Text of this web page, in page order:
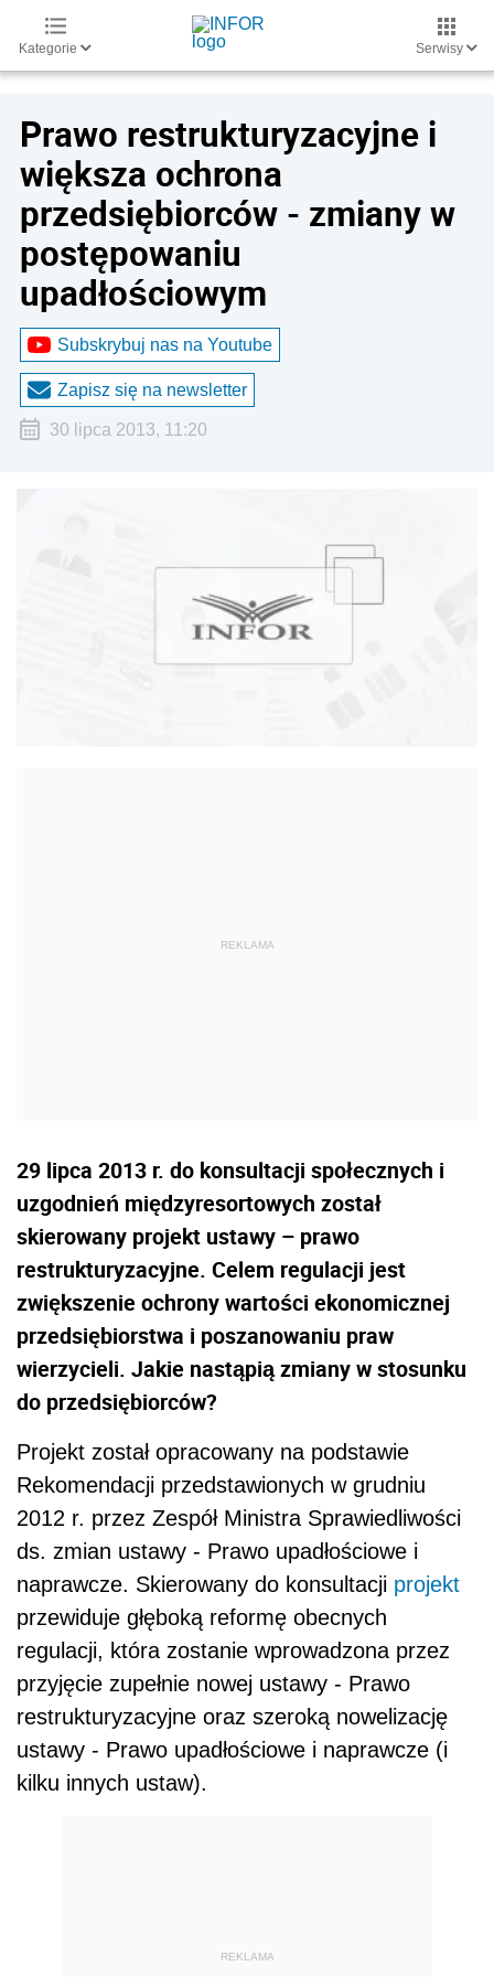
Kategorie Serwisy
Prawo restrukturyzacyjne i
większa ochrona
przedsiębiorców - zmiany w
postępowaniu
upadłościowym
Subskrybuj nas na Youtube
Zapisz się na newsletter
30 lipca 2013, 11:20
29 lipca 2013 r. do konsultacji społecznych i
uzgodnień międzyresortowych został
skierowany projekt ustawy – prawo
restrukturyzacyjne. Celem regulacji jest
zwiększenie ochrony wartości ekonomicznej
przedsiębiorstwa i poszanowaniu praw
wierzycieli. Jakie nastąpią zmiany w stosunku
do przedsiębiorców?
Projekt został opracowany na podstawie
Rekomendacji przedstawionych w grudniu
2012 r. przez Zespół Ministra Sprawiedliwości
ds. zmian ustawy - Prawo upadłościowe i
naprawcze. Skierowany do konsultacji projekt
przewiduje głęboką reformę obecnych
regulacji, która zostanie wprowadzona przez
przyjęcie zupełnie nowej ustawy - Prawo
restrukturyzacyjne oraz szeroką nowelizację
ustawy - Prawo upadłościowe i naprawcze (i
kilku innych ustaw).
REKLAMA